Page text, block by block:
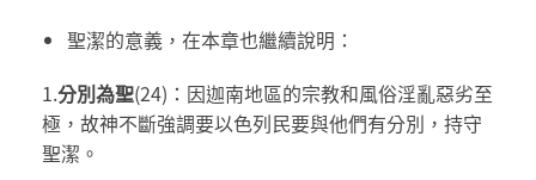
聖潔的意義，在本章也繼續說明：
1.分別為聖(24)：因迦南地區的宗教和風俗淫亂惡劣至
極，故神不斷強調要以色列民要與他們有分別，持守
聖潔。